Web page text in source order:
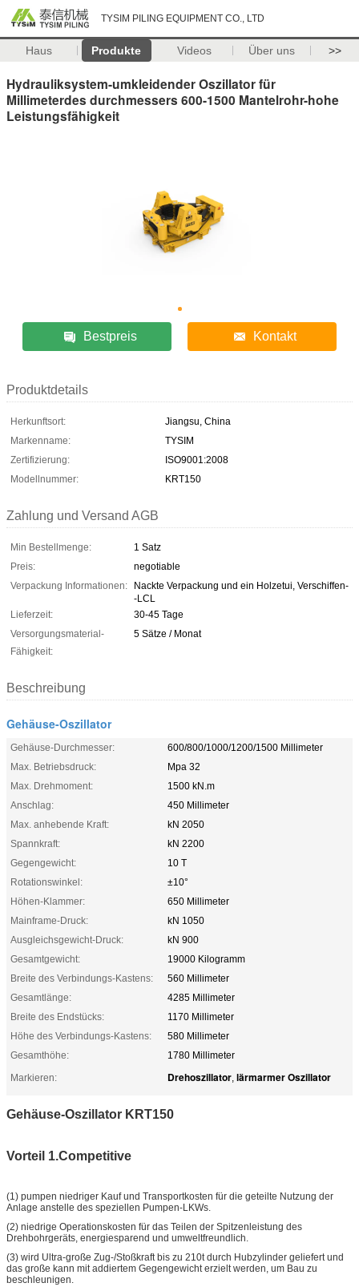
TYSIM PILING EQUIPMENT CO., LTD
Haus Produkte Videos Über uns >>
Hydrauliksystem-umkleidender Oszillator für
Millimeterdes durchmessers 600-1500 Mantelrohr-hohe
Leistungsfähigkeit
Bestpreis Kontakt
Produktdetails
Herkunftsort:
Jiangsu, China
Markenname:
TYSIM
Zertifizierung:
ISO9001:2008
Modellnummer:
KRT150
Zahlung und Versand AGB
Min Bestellmenge:
1 Satz
Preis:
negotiable
Verpackung Informationen:
Nackte Verpackung und ein Holzetui, Verschiffen-
-LCL
Lieferzeit:
30-45 Tage
Versorgungsmaterial-
Fähigkeit:
5 Sätze / Monat
Beschreibung
Gehäuse-Oszillator
Gehäuse-Durchmesser:
600/800/1000/1200/1500 Millimeter
Max. Betriebsdruck:
Mpa 32
Max. Drehmoment:
1500 kN.m
Anschlag:
450 Millimeter
Max. anhebende Kraft:
kN 2050
Spannkraft:
kN 2200
Gegengewicht:
10 T
Rotationswinkel:
±10°
Höhen-Klammer:
650 Millimeter
Mainframe-Druck:
kN 1050
Ausgleichsgewicht-Druck:
kN 900
Gesamtgewicht:
19000 Kilogramm
Breite des Verbindungs-Kastens:
560 Millimeter
Gesamtlänge:
4285 Millimeter
Breite des Endstücks:
1170 Millimeter
Höhe des Verbindungs-Kastens:
580 Millimeter
Gesamthöhe:
1780 Millimeter
Markieren:
Drehoszillator, lärmarmer Oszillator
Gehäuse-Oszillator KRT150
Vorteil 1.Competitive
(1) pumpen niedriger Kauf und Transportkosten für die geteilte Nutzung der
Anlage anstelle des speziellen Pumpen-LKWs.
(2) niedrige Operationskosten für das Teilen der Spitzenleistung des
Drehbohrgeräts, energiesparend und umweltfreundlich.
(3) wird Ultra-große Zug-/Stoßkraft bis zu 210t durch Hubzylinder geliefert und
das große kann mit addiertem Gegengewicht erzielt werden, um Bau zu
beschleunigen.